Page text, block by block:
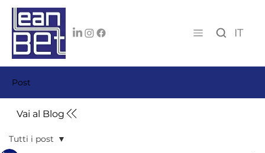
IT
Post
Vai al Blog
Tutti i post